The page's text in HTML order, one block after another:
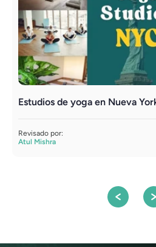
Estudios de yoga en Nueva
Revisado por:
Atul Mishra